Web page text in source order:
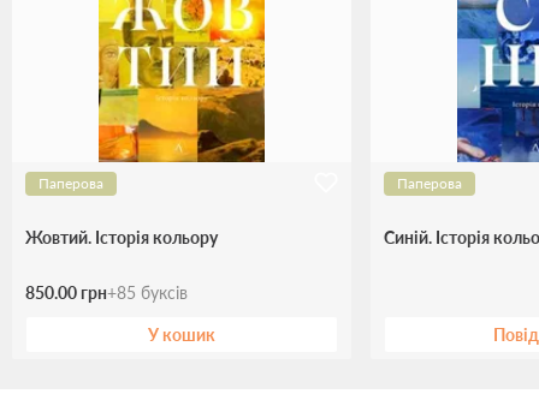
Паперова
Жовтий. Історія кольору
850.00 грн+85 буксів
У кошик
Паперова
Синій. Історія